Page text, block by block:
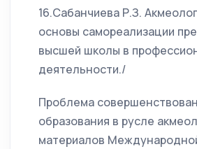
16.Сабанчиева Р.З.
основы самореализации
высшей школы в
деятельности./
Проблема
образования в русле
материалов